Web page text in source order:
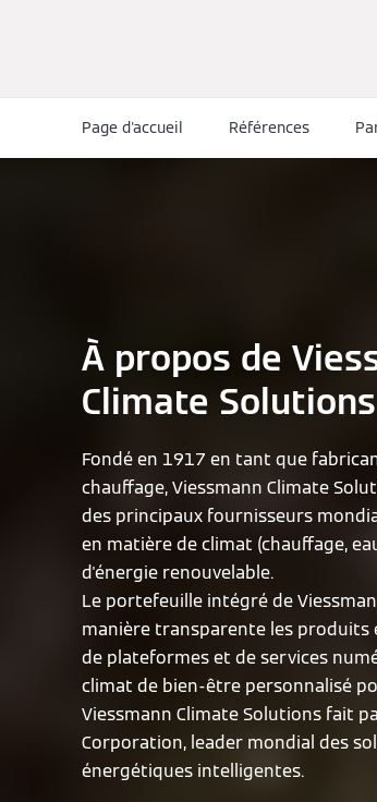
Page d'accueil Références
À propos de
Climate Solutions
Fondé en 1917 en tant que
chauffage, Viessmann Climate
des principaux fournisseurs
en matière de climat (chauffage,
d'énergie renouvelable.
Le portefeuille intégré de
manière transparente les produits
de plateformes et de services
climat de bien-être personnalisé
Viessmann Climate Solutions fait
Corporation, leader mondial des
énergétiques intelligentes.